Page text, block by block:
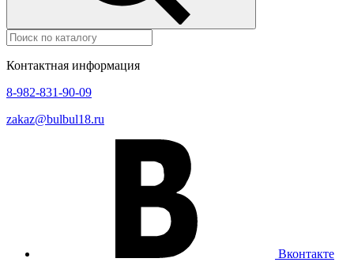
Контактная информация
8-982-831-90-09
zakaz@bulbul18.ru
Вконтакте